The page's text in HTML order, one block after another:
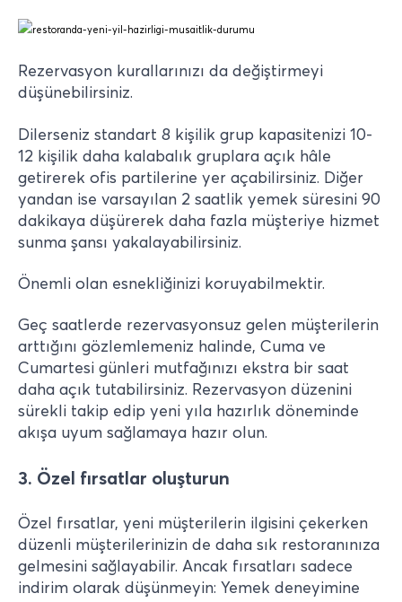
Rezervasyon kurallarınızı da değiştirmeyi
düşünebilirsiniz.
Dilerseniz standart 8 kişilik grup kapasitenizi 10-
12 kişilik daha kalabalık gruplara açık hâle
getirerek ofis partilerine yer açabilirsiniz. Diğer
yandan ise varsayılan 2 saatlik yemek süresini 90
dakikaya düşürerek daha fazla müşteriye hizmet
sunma şansı yakalayabilirsiniz.
Önemli olan esnekliğinizi koruyabilmektir.
Geç saatlerde rezervasyonsuz gelen müşterilerin
arttığını gözlemlemeniz halinde, Cuma ve
Cumartesi günleri mutfağınızı ekstra bir saat
daha açık tutabilirsiniz. Rezervasyon düzenini
sürekli takip edip yeni yıla hazırlık döneminde
akışa uyum sağlamaya hazır olun.
3. Özel fırsatlar oluşturun
Özel fırsatlar, yeni müşterilerin ilgisini çekerken
düzenli müşterilerinizin de daha sık restoranınıza
gelmesini sağlayabilir. Ancak fırsatları sadece
indirim olarak düşünmeyin: Yemek deneyimine